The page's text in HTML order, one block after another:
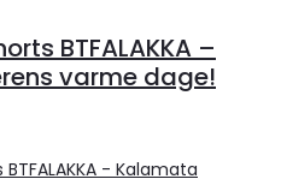
BTFALAKKA –
varme dage!